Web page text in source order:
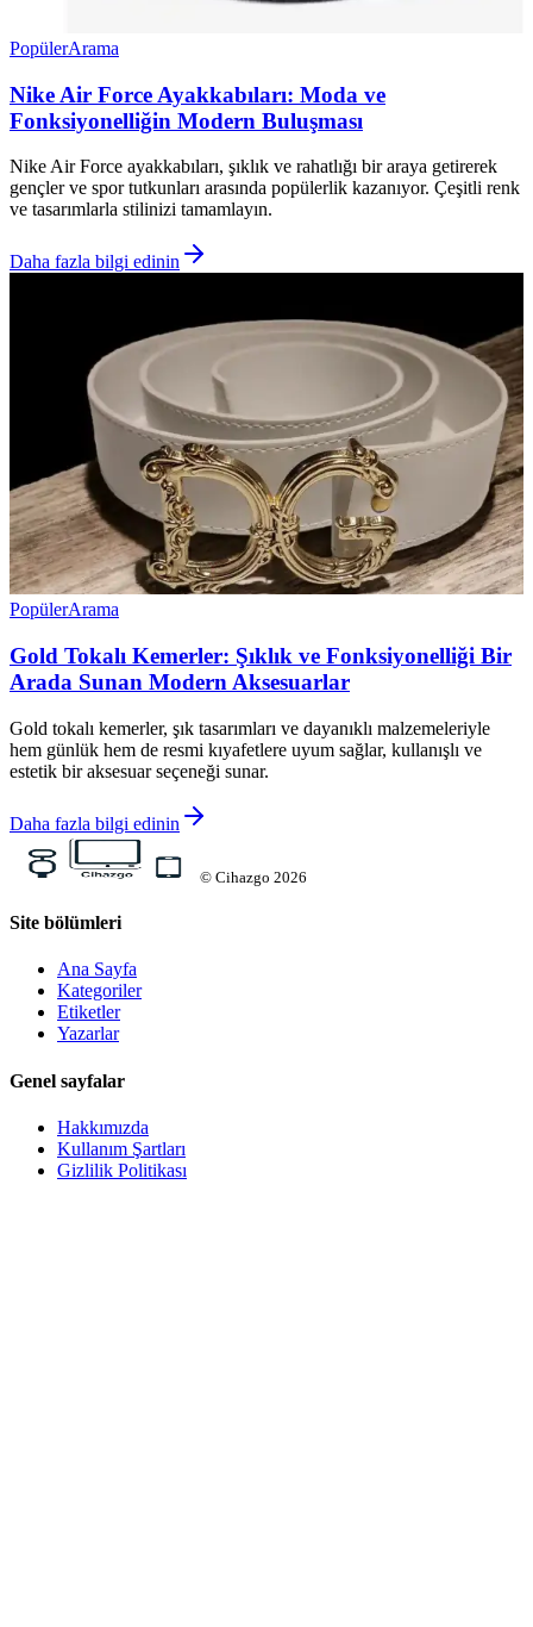
PopülerArama
Nike Air Force Ayakkabıları: Moda ve
Fonksiyonelliğin Modern Buluşması
Nike Air Force ayakkabıları, şıklık ve rahatlığı bir araya getirerek
gençler ve spor tutkunları arasında popülerlik kazanıyor. Çeşitli renk
ve tasarımlarla stilinizi tamamlayın.
Daha fazla bilgi edinin
PopülerArama
Gold Tokalı Kemerler: Şıklık ve Fonksiyonelliği Bir
Arada Sunan Modern Aksesuarlar
Gold tokalı kemerler, şık tasarımları ve dayanıklı malzemeleriyle
hem günlük hem de resmi kıyafetlere uyum sağlar, kullanışlı ve
estetik bir aksesuar seçeneği sunar.
Daha fazla bilgi edinin
© Cihazgo 2026
Site bölümleri
Ana Sayfa
Kategoriler
Etiketler
Yazarlar
Genel sayfalar
Hakkımızda
Kullanım Şartları
Gizlilik Politikası